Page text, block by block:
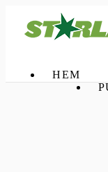
HEM